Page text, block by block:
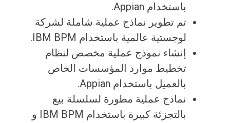
باستخدام Appian.
تم تطوير نماذج عملية شاملة لشركة
لوجستية عالمية باستخدام IBM BPM.
إنشاء نموذج عملية مخصص لنظام
تخطيط موارد المؤسسات الخاص
بالعميل باستخدام Appian.
نماذج عملية مطورة لسلسلة بيع
بالتجزئة كبيرة باستخدام IBM BPM و